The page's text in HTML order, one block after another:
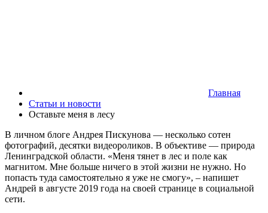
Главная
Статьи и новости
Оставьте меня в лесу
В личном блоге Андрея Пискунова — несколько сотен
фотографий, десятки видеороликов. В объективе — природа
Ленинградской области. «Меня тянет в лес и поле как
магнитом. Мне больше ничего в этой жизни не нужно. Но
попасть туда самостоятельно я уже не смогу», – напишет
Андрей в августе 2019 года на своей странице в социальной
сети.